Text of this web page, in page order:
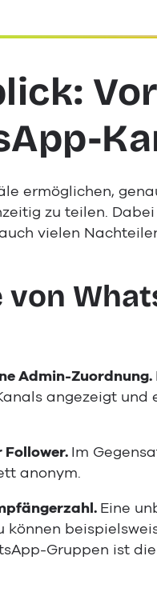
ermöglichen,
zu teilen.
vielen
von
Admin-Zuordnung.
angezeigt
Im
anonym.
Eine
können
Gruppen ist